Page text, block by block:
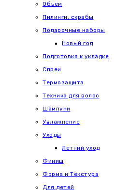
Объем
Пилинги, скрабы
Подарочные наборы
Новый год
Подготовка к укладке
Спреи
Термозащита
Техника для волос
Шампуни
Увлажнение
Уходы
Летний уход
Финиш
Форма и Текстура
Для детей